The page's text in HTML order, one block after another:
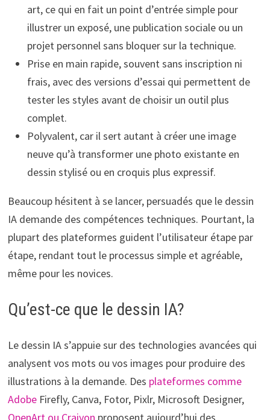
art, ce qui en fait un point d’entrée simple pour
illustrer un exposé, une publication sociale ou un
projet personnel sans bloquer sur la technique.
Prise en main rapide, souvent sans inscription ni
frais, avec des versions d’essai qui permettent de
tester les styles avant de choisir un outil plus
complet.
Polyvalent, car il sert autant à créer une image
neuve qu’à transformer une photo existante en
dessin stylisé ou en croquis plus expressif.
Beaucoup hésitent à se lancer, persuadés que le dessin
IA demande des compétences techniques. Pourtant, la
plupart des plateformes guident l’utilisateur étape par
étape, rendant tout le processus simple et agréable,
même pour les novices.
Qu’est-ce que le dessin IA?
Le dessin IA s’appuie sur des technologies avancées qui
analysent vos mots ou vos images pour produire des
illustrations à la demande. Des plateformes comme
AdobeFirefly, Canva, Fotor, Pixlr, Microsoft Designer,